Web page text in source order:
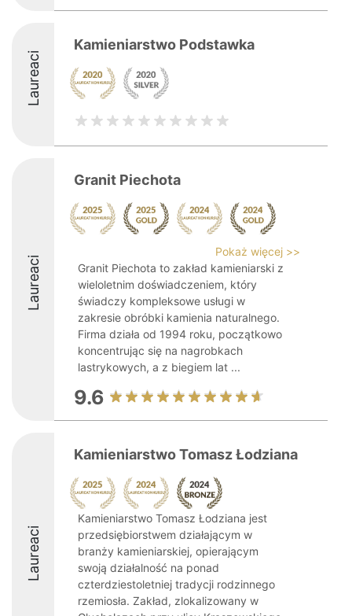
Laureaci
Kamieniarstwo Podstawka
Laureaci
Granit Piechota
Pokaż więcej >>
Granit Piechota to zakład kamieniarski z
wieloletnim doświadczeniem, który
świadczy kompleksowe usługi w
zakresie obróbki kamienia naturalnego.
Firma działa od 1994 roku, początkowo
koncentrując się na nagrobkach
lastrykowych, a z biegiem lat ...
9.6
Laureaci
Kamieniarstwo Tomasz Łodziana
Kamieniarstwo Tomasz Łodziana jest
przedsiębiorstwem działającym w
branży kamieniarskiej, opierającym
swoją działalność na ponad
czterdziestoletniej tradycji rodzinnego
rzemiosła. Zakład, zlokalizowany w